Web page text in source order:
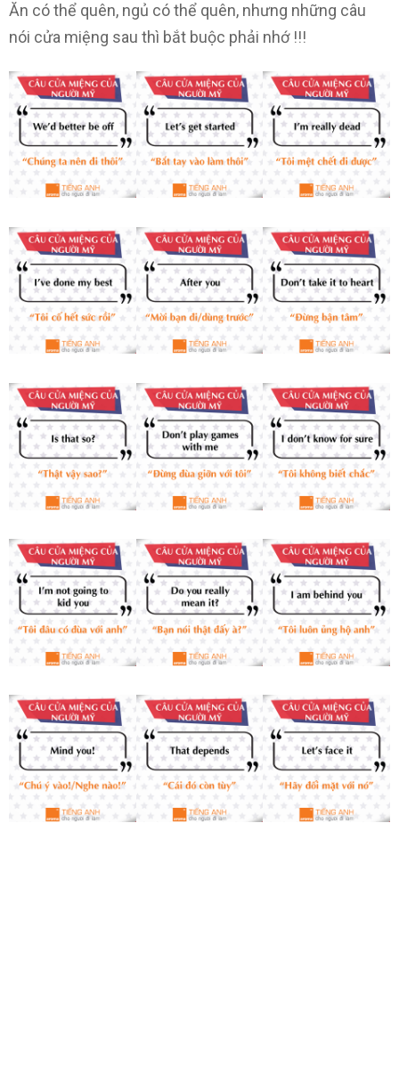
Ăn có thể quên, ngủ có thể quên, nhưng những câu
nói cửa miệng sau thì bắt buộc phải nhớ !!!